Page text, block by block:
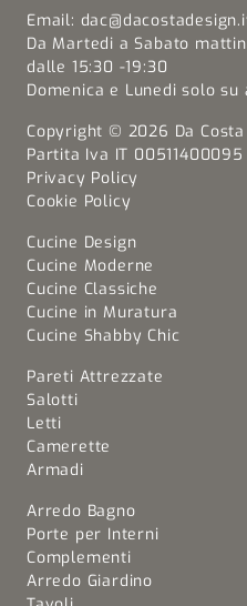
Email:
Da Martedi a Sabato
dalle 15:30 -19:30
Domenica e Lunedi solo
Copyright © 2026 Da
Partita Iva IT 00511400095
Privacy Policy
Cookie Policy
Cucine Design
Cucine Moderne
Cucine Classiche
Cucine in Muratura
Cucine Shabby Chic
Pareti Attrezzate
Salotti
Letti
Camerette
Armadi
Arredo Bagno
Porte per Interni
Complementi
Arredo Giardino